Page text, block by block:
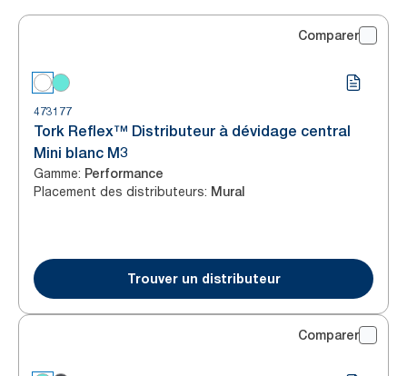
Comparer
473177
Tork Reflex™ Distributeur à dévidage central
Mini blanc M3
Gamme: Performance
Placement des distributeurs: Mural
Trouver un distributeur
Comparer